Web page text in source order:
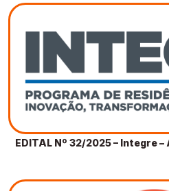
EDITAL Nº 32/2025 – Integre